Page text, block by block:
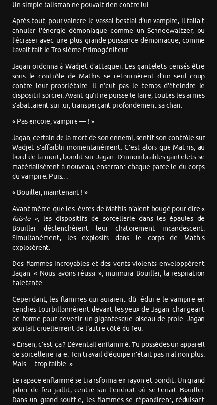
Un simple talisman ne pouvait rien contre lui.
Après tout, pour vaincre le vassal bestial d’un vampire, il fallait
annuler l’énergie démoniaque comme un Schneewaltzer, ou
l’écraser avec une plus grande puissance démoniaque, comme
l’avait fait le Troisième Primogéniteur.
Jagan ordonna à Wadjet d’attaquer. Les gantelets censés être
sous le contrôle de Mathis se retournèrent d’un seul coup
contre leur propriétaire. Il n’eut pas le temps d’éteindre le
dispositif sorcier. Avant qu’il ne puisse le faire, toutes les armes
s’abattaient sur lui, transperçant profondément sa chair.
« Pas encore, vampire — ! »
Jagan, certain de la mort de son ennemi, sentit son contrôle sur
Wadjet s’affaiblir momentanément. C’est alors que Mathis, au
bord de la mort, bondit sur Jagan. D’innombrables gantelets se
matérialisèrent à nouveau, enserrant chaque parcelle du corps
du vampire. Puis.. :
« Bouiller, maintenant ! »
Avant même que les lèvres de Mathis n’aient bougé pour dire «
Fais-le », les dispositifs de sorcellerie dans les épaules de
Bouiller déclenchèrent leur chatoiement incandescent.
Simultanément, les explosifs dans le corps de Mathis
explosèrent.
Des flammes incroyables et des vents violents enveloppèrent
Jagan. « Nous avons réussi », murmura Bouiller, la respiration
haletante.
Cependant, les flammes qui auraient dû réduire le vampire en
cendres tourbillonnèrent devant les yeux de Jagan, changeant
de forme pour devenir un gigantesque oiseau de proie. Jagan
souriait cruellement de l’autre côté du feu.
« Ensen, c’est ça ? L’éventail enflammé. Tu possèdes un appareil
de sorcellerie rare. Ton travail d’équipe n’était pas mal non plus.
Mais… trop faible. »
Le rapace enflammé se transforma en rayon et bondit. Un grand
pilier de feu jaillit, centré sur l’endroit où se tenait Bouiller.
Dans un grand souffle, les flammes se répandirent, réduisant